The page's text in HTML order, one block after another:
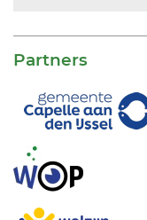
Partners